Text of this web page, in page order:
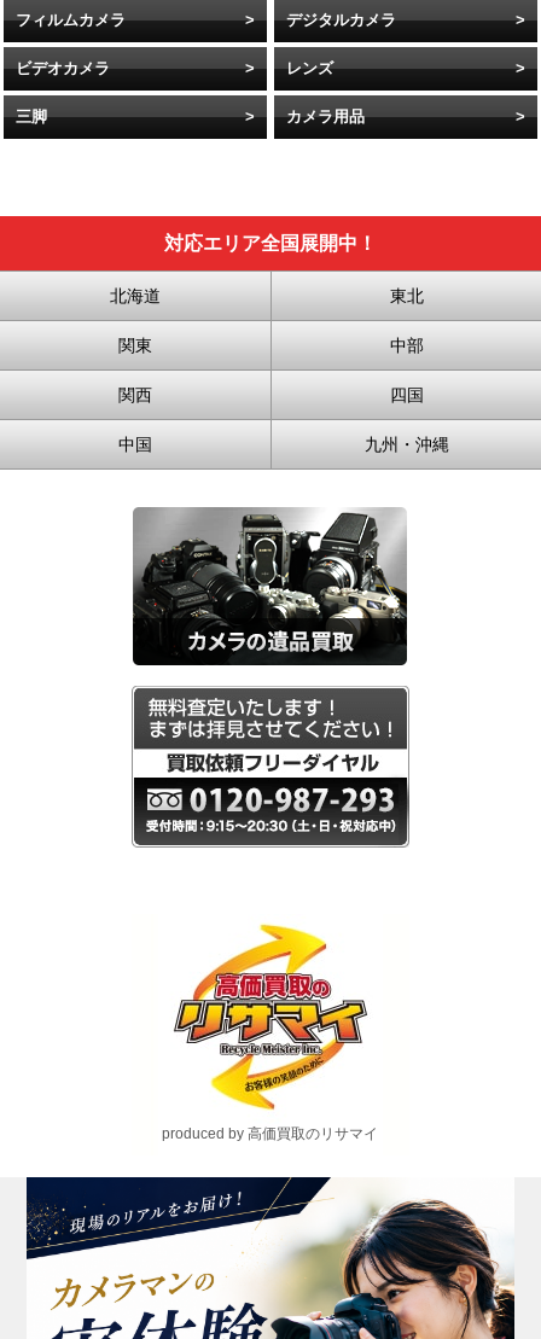
フィルムカメラ デジタルカメラ
ビデオカメラ レンズ
三脚 カメラ用品
対応エリア全国展開中！
北海道 東北
関東 中部
関西 四国
中国 九州・沖縄
produced by 高価買取のリサマイ